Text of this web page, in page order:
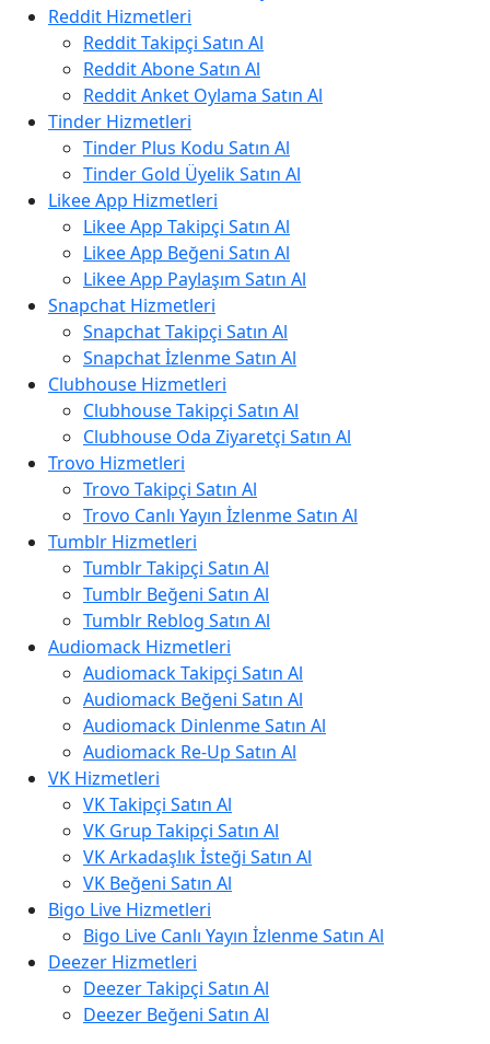
Reddit Hizmetleri
Reddit Takipçi Satın Al
Reddit Abone Satın Al
Reddit Anket Oylama Satın Al
Tinder Hizmetleri
Tinder Plus Kodu Satın Al
Tinder Gold Üyelik Satın Al
Likee App Hizmetleri
Likee App Takipçi Satın Al
Likee App Beğeni Satın Al
Likee App Paylaşım Satın Al
Snapchat Hizmetleri
Snapchat Takipçi Satın Al
Snapchat İzlenme Satın Al
Clubhouse Hizmetleri
Clubhouse Takipçi Satın Al
Clubhouse Oda Ziyaretçi Satın Al
Trovo Hizmetleri
Trovo Takipçi Satın Al
Trovo Canlı Yayın İzlenme Satın Al
Tumblr Hizmetleri
Tumblr Takipçi Satın Al
Tumblr Beğeni Satın Al
Tumblr Reblog Satın Al
Audiomack Hizmetleri
Audiomack Takipçi Satın Al
Audiomack Beğeni Satın Al
Audiomack Dinlenme Satın Al
Audiomack Re-Up Satın Al
VK Hizmetleri
VK Takipçi Satın Al
VK Grup Takipçi Satın Al
VK Arkadaşlık İsteği Satın Al
VK Beğeni Satın Al
Bigo Live Hizmetleri
Bigo Live Canlı Yayın İzlenme Satın Al
Deezer Hizmetleri
Deezer Takipçi Satın Al
Deezer Beğeni Satın Al